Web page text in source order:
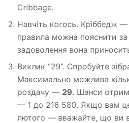
Cribbage.
Навчіть когось. Кріббедж —
правила можна пояснити за
задоволення вона
Виклик “29”. Спробуйте
Максимально можлива
роздачу — 29. Шанси
— 1 до 216 580. Якщо вам
лютого — вважайте, що ви